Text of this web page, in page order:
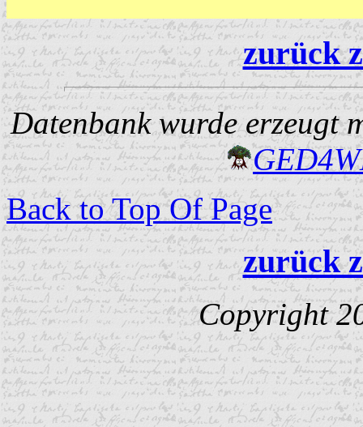
zurück
Datenbank wurde erzeugt
Back to Top Of Page
zurück
Copyright